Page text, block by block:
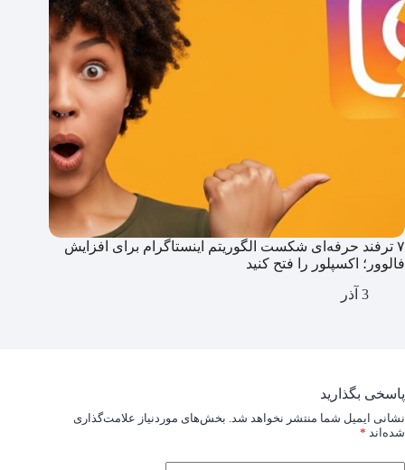
۷ ترفند حرفه‌ای شکست الگوریتم اینستاگرام برای افزایش
فالوور؛ اکسپلور را فتح کنید
3 آذر
پاسخی بگذارید
نشانی ایمیل شما منتشر نخواهد شد. بخش‌های موردنیاز علامت‌گذاری
شده‌اند *